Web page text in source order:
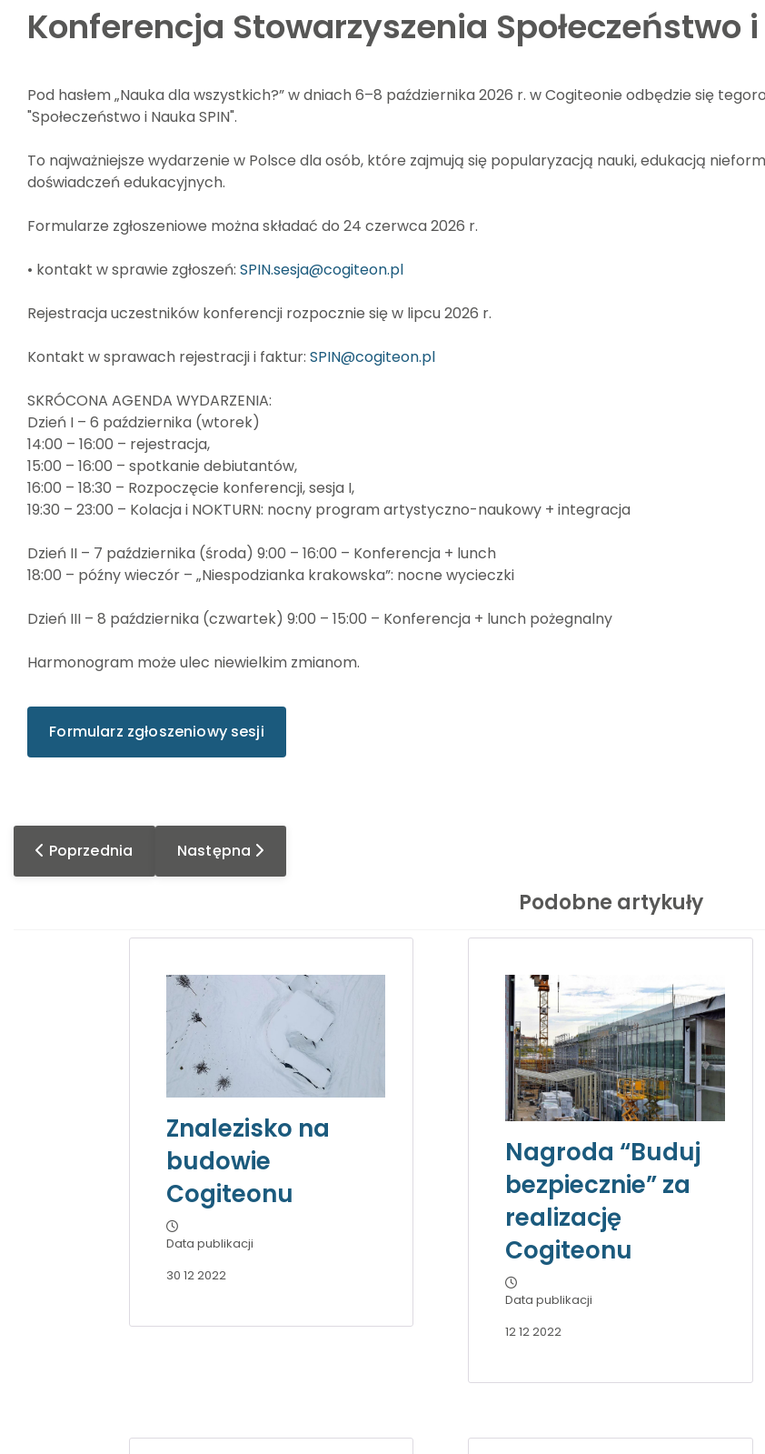
Konferencja Stowarzyszenia Społeczeństwo i
Pod hasłem „Nauka dla wszystkich?” w dniach 6–8 października 2026 r. w Cogiteonie odbędzie się
"Społeczeństwo i Nauka SPIN".
To najważniejsze wydarzenie w Polsce dla osób, które zajmują się popularyzacją nauki, edukacją
doświadczeń edukacyjnych.
Formularze zgłoszeniowe można składać do 24 czerwca 2026 r.
• kontakt w sprawie zgłoszeń: SPIN.sesja@cogiteon.pl
Rejestracja uczestników konferencji rozpocznie się w lipcu 2026 r.
Kontakt w sprawach rejestracji i faktur: SPIN@cogiteon.pl
SKRÓCONA AGENDA WYDARZENIA:
Dzień I – 6 października (wtorek)
14:00 – 16:00 – rejestracja,
15:00 – 16:00 – spotkanie debiutantów,
16:00 – 18:30 – Rozpoczęcie konferencji, sesja I,
19:30 – 23:00 – Kolacja i NOKTURN: nocny program artystyczno-naukowy + integracja
Dzień II – 7 października (środa) 9:00 – 16:00 – Konferencja + lunch
18:00 – późny wieczór – „Niespodzianka krakowska”: nocne wycieczki
Dzień III – 8 października (czwartek) 9:00 – 15:00 – Konferencja + lunch pożegnalny
Harmonogram może ulec niewielkim zmianom.
Formularz zgłoszeniowy sesji
Poprzednia strona: Spektakl - „Układ scalony”
Poprzednia Następna strona: Strefa Emocji w Małopolskim Centrum Nauki Cogiteon
Następna
Podobne artykuły
Znalezisko na
budowie
Cogiteonu
Data publikacji
30 12 2022
Nagroda “Buduj
bezpiecznie” za
realizację
Cogiteonu
Data publikacji
12 12 2022